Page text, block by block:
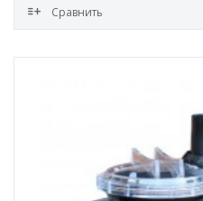
Сравнить